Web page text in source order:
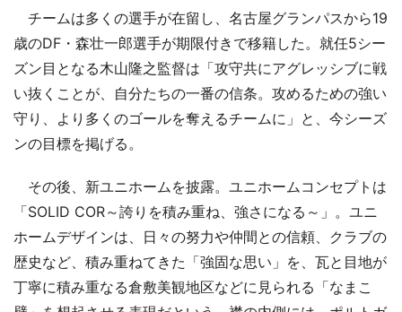
チームは多くの選手が在留し、名古屋グランパスから19
歳のDF・森壮一郎選手が期限付きで移籍した。就任5シー
ズン目となる木山隆之監督は「攻守共にアグレッシブに戦
い抜くことが、自分たちの一番の信条。攻めるための強い
守り、より多くのゴールを奪えるチームに」と、今シーズ
ンの目標を掲げる。
その後、新ユニホームを披露。ユニホームコンセプトは
「SOLID COR～誇りを積み重ね、強さになる～」。ユニ
ホームデザインは、日々の努力や仲間との信頼、クラブの
歴史など、積み重ねてきた「強固な思い」を、瓦と目地が
丁寧に積み重なる倉敷美観地区などに見られる「なまこ